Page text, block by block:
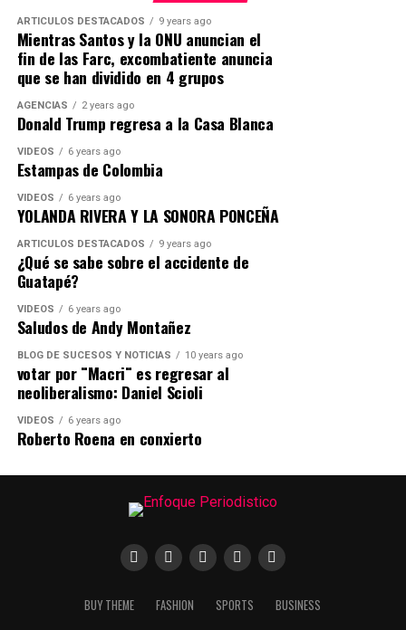
ARTICULOS DESTACADOS 9 years ago
Mientras Santos y la ONU anuncian el
fin de las Farc, excombatiente anuncia
que se han dividido en 4 grupos
AGENCIAS 2 years ago
Donald Trump regresa a la Casa Blanca
VIDEOS 6 years ago
Estampas de Colombia
VIDEOS 6 years ago
YOLANDA RIVERA Y LA SONORA PONCEÑA
ARTICULOS DESTACADOS 9 years ago
¿Qué se sabe sobre el accidente de
Guatapé?
VIDEOS 6 years ago
Saludos de Andy Montañez
BLOG DE SUCESOS Y NOTICIAS 10 years ago
votar por ¨Macri¨ es regresar al
neoliberalismo: Daniel Scioli
VIDEOS 6 years ago
Roberto Roena en conxierto
BUY THEME FASHION SPORTS BUSINESS